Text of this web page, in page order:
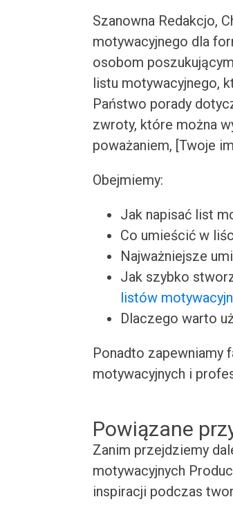
Szanowna Redakcjo,
motywacyjnego dla
osobom
listu motywacyjnego,
Państwo porady
zwroty, które można
poważaniem, [Twoje
Obejmiemy:
Jak napisać list
Co umieścić w
Najważniejsze
Jak szybko
listów
Dlaczego warto
Ponadto zapewniamy
motywacyjnych i
Powiązane
Zanim przejdziemy
motywacyjnych
inspiracji podczas